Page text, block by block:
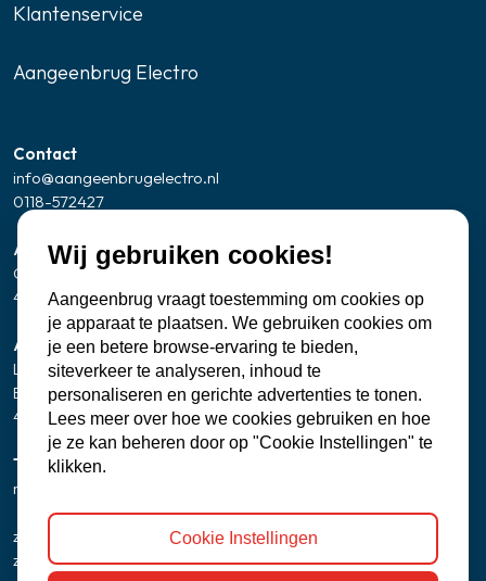
Klantenservice
Aangeenbrug Electro
Contact
info@aangeenbrugelectro.nl
0118-572427
Adresgegevens Showroom/kantoor
Oude Zandweg 24
4361 SK Westkapelle
Adresgegevens servicepunt Zierikzee
Let op: geen bezoekadres
Banjaartstraat 2 - 0005
4301 RR Zierikzee
Telefonisch bereikbaar
ma t/m vr
13:00 - 17:00 uur
zaterdag
9:30 uur - 15:00 uur
zondag
gesloten
Wij gebruiken cookies!
Aangeenbrug vraagt toestemming om cookies op
je apparaat te plaatsen. We gebruiken cookies om
je een betere browse-ervaring te bieden,
siteverkeer te analyseren, inhoud te
personaliseren en gerichte advertenties te tonen.
Lees meer over hoe we cookies gebruiken en hoe
je ze kan beheren door op "Cookie Instellingen" te
klikken.
Cookie Instellingen